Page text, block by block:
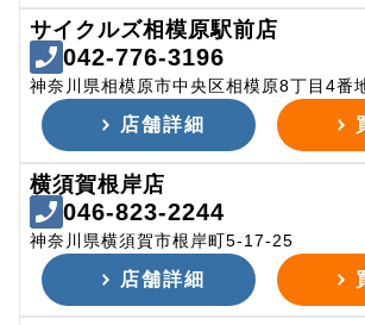
サイクルズ相模原駅前店
042-776-3196
神奈川県相模原市中央区相模原8丁目4番
店舗詳細
横須賀根岸店
046-823-2244
神奈川県横須賀市根岸町5-17-25
店舗詳細